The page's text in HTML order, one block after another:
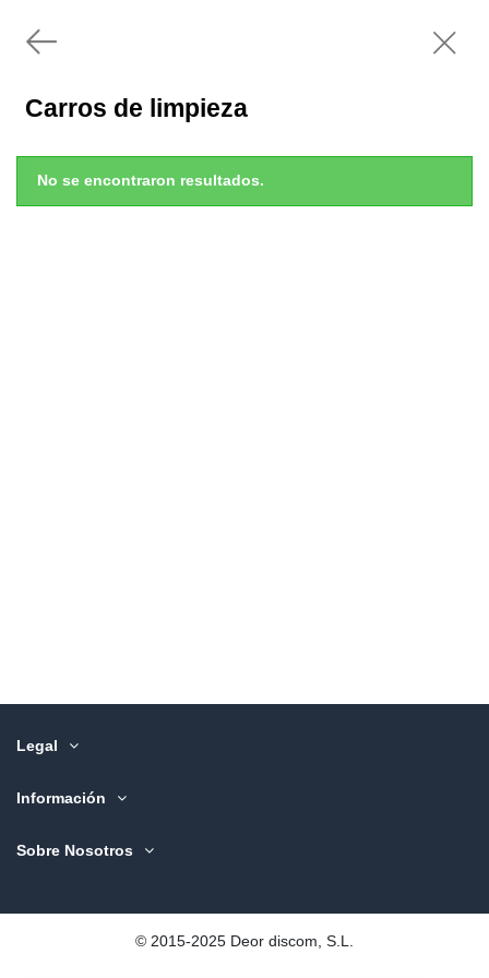
Carros de limpieza
No se encontraron resultados.
Legal
Información
Sobre Nosotros
©️ 2015-2025 Deor discom, S.L.